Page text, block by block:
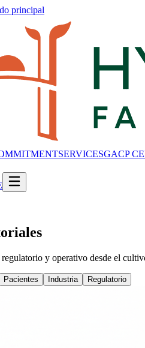
principal
SERVICESGACP
y operativo desde el
Pacientes Industria Regulatorio